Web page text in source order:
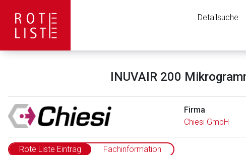
Detailsuche
INUVAIR 200
Firma
Chiesi GmbH
Rote Liste Eintrag Fachinformation